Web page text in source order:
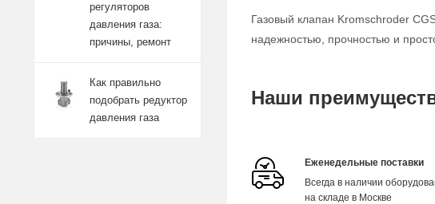
Газовый клапан Kromschroder
надежностью, прочностью и
Наши
Еженедельные поставки
Всегда в наличии
на складе в Москве
регуляторов
давления газа:
причины, ремонт
Как правильно
подобрать редуктор
давления газа